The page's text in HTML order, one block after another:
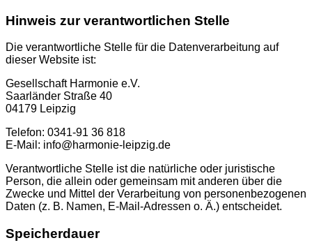
Hinweis zur verantwortlichen Stelle
Die verantwortliche Stelle für die Datenverarbeitung auf
dieser Website ist:
Gesellschaft Harmonie e.V.
Saarländer Straße 40
04179 Leipzig
Telefon: 0341-91 36 818
E-Mail: info@harmonie-leipzig.de
Verantwortliche Stelle ist die natürliche oder juristische
Person, die allein oder gemeinsam mit anderen über die
Zwecke und Mittel der Verarbeitung von personenbezogenen
Daten (z. B. Namen, E-Mail-Adressen o. Ä.) entscheidet.
Speicherdauer